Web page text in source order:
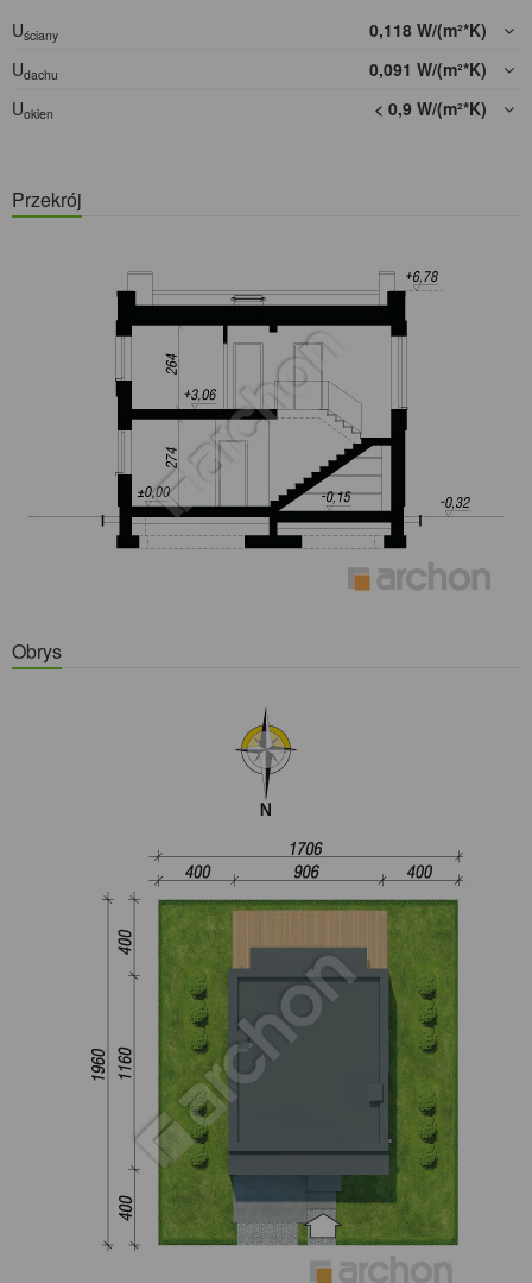
Uściany
0,118 W/(m²*K)
Udachu
0,091 W/(m²*K)
Uokien < 0,9 W/(m²*K)
Przekrój
Obrys